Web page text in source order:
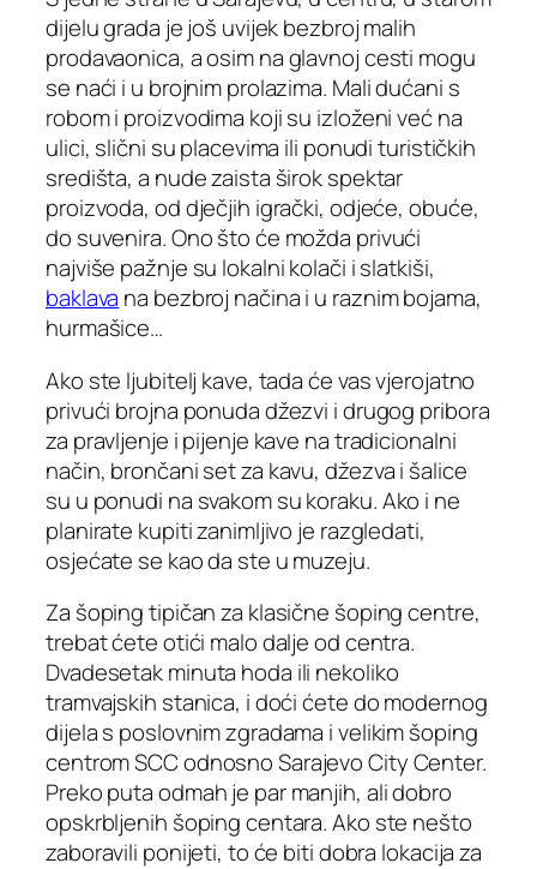
dijelu grada je još uvijek bezbroj malih
prodavaonica, a osim na glavnoj cesti mogu
se naći i u brojnim prolazima. Mali dućani s
robom i proizvodima koji su izloženi već na
ulici, slični su placevima ili ponudi turističkih
središta, a nude zaista širok spektar
proizvoda, od dječjih igrački, odjeće, obuće,
do suvenira. Ono što će možda privući
najviše pažnje su lokalni kolači i slatkiši,
baklava na bezbroj načina i u raznim bojama,
hurmašice…
Ako ste ljubitelj kave, tada će vas vjerojatno
privući brojna ponuda džezvi i drugog pribora
za pravljenje i pijenje kave na tradicionalni
način, brončani set za kavu, džezva i šalice
su u ponudi na svakom su koraku. Ako i ne
planirate kupiti zanimljivo je razgledati,
osjećate se kao da ste u muzeju.
Za šoping tipičan za klasične šoping centre,
trebat ćete otići malo dalje od centra.
Dvadesetak minuta hoda ili nekoliko
tramvajskih stanica, i doći ćete do modernog
dijela s poslovnim zgradama i velikim šoping
centrom SCC odnosno Sarajevo City Center.
Preko puta odmah je par manjih, ali dobro
opskrbljenih šoping centara. Ako ste nešto
zaboravili ponijeti, to će biti dobra lokacija za